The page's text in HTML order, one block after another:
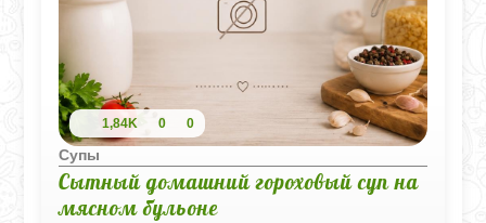
1,84K 0 0
Супы
Сытный домашний гороховый суп на
мясном бульоне